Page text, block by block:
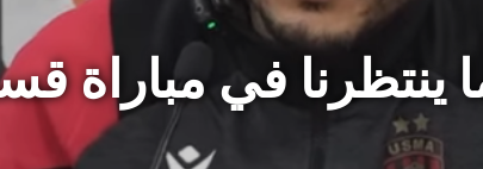
في مباراة